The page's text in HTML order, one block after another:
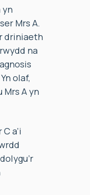
yn
Mrs A.
driniaeth
na
olaf,
A yn
a’i